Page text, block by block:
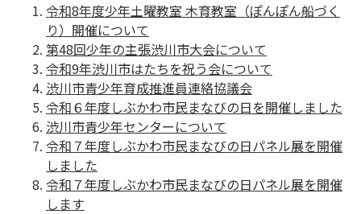
令和8年度少年土曜教室 木育教室（ぽんぽん船づく
り）開催について
第48回少年の主張渋川市大会について
令和9年渋川市はたちを祝う会について
渋川市青少年育成推進員連絡協議会
令和６年度しぶかわ市民まなびの日を開催しました
渋川市青少年センターについて
令和７年度しぶかわ市民まなびの日パネル展を開催
しました
令和７年度しぶかわ市民まなびの日パネル展を開催
します